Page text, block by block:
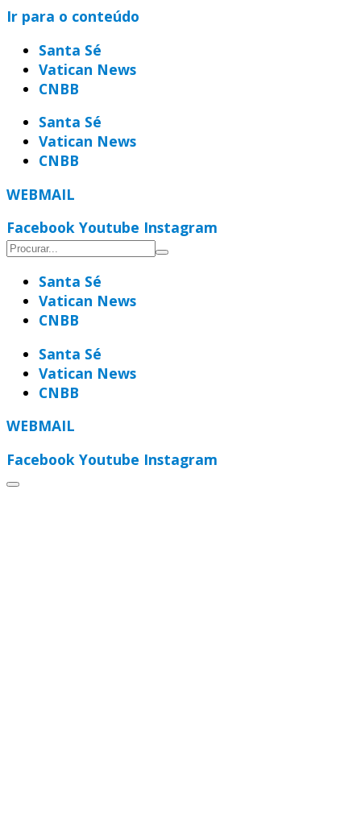
Ir para o conteúdo
Santa Sé
Vatican News
CNBB
Santa Sé
Vatican News
CNBB
WEBMAIL
Facebook Youtube Instagram
Santa Sé
Vatican News
CNBB
Santa Sé
Vatican News
CNBB
WEBMAIL
Facebook Youtube Instagram